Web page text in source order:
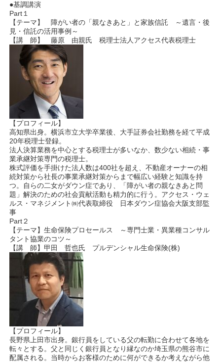
●基調講演
Part１
【テーマ】 障がい者の「親なきあと」と家族信託 ～遺言・後
見・信託の活用事例～
【講 師】 藤原 由親氏 税理士法人アクセス代表税理士
【プロフィール】
高知県出身。横浜市立大学卒業後、大手証券会社勤務を経て平成
20年税理士登録。
法人決算業務を中心とする税理士が多いなか、数少ない相続・事
業承継対策専門の税理士。
株式評価を手掛けた法人数は400社を超え、不動産オーナーの相
続対策から社長の事業承継対策からまで幅広い経験と知識を持
つ。自らの二女がダウン症であり、「障がい者の親なきあと問
題」解決のための社会貢献活動も精力的に行う。アクセス・ウェ
ルス・マネジメント㈱代表取締役 日本ダウン症協会大阪支部監
事
Part２
【テーマ】生命保険プロセールス ～専門士業・異業種コンサル
タント協業のコツ～
【講 師】甲田 哲也氏 プルデンシャル生命保険(株)
【プロフィール】
長野県上田市出身。銀行員をしている父の転勤に合わせて各地を
転々とする。父と同じく銀行員となり縁なのか埼玉県の熊谷市に
配属される。当時からお客様のために何ができるか考えながら他